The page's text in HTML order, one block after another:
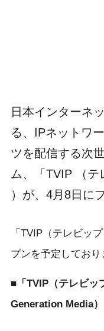
日本インターネ
る、IPネットワ
ツを配信する次
ム、「TVIP （
）が、4月8日に
「TVIP（テレビッ
プンを予定しており
■「TVIP（テレビッ
Generation Media